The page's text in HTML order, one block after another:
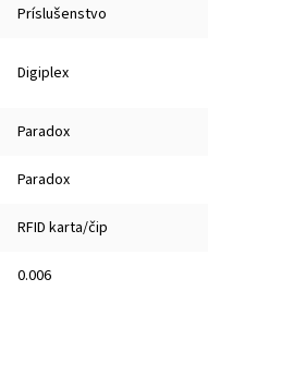
Príslušenstvo
Digiplex
Paradox
Paradox
RFID karta/čip
0.006